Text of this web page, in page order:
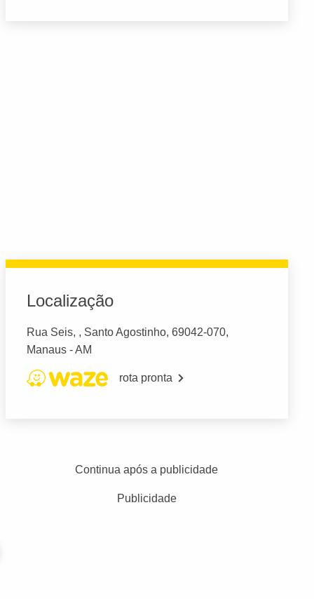
Localização
Rua Seis, , Santo Agostinho, 69042-070,
Manaus - AM
rota pronta
Continua após a publicidade
Publicidade